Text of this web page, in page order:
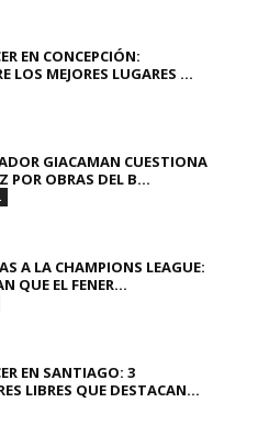
EN CONCEPCIÓN:
LOS MEJORES LUGARES ...
GIACAMAN CUESTIONA
POR OBRAS DEL B...
A LA CHAMPIONS LEAGUE:
QUE EL FENER...
EN SANTIAGO: 3
LIBRES QUE DESTACAN...